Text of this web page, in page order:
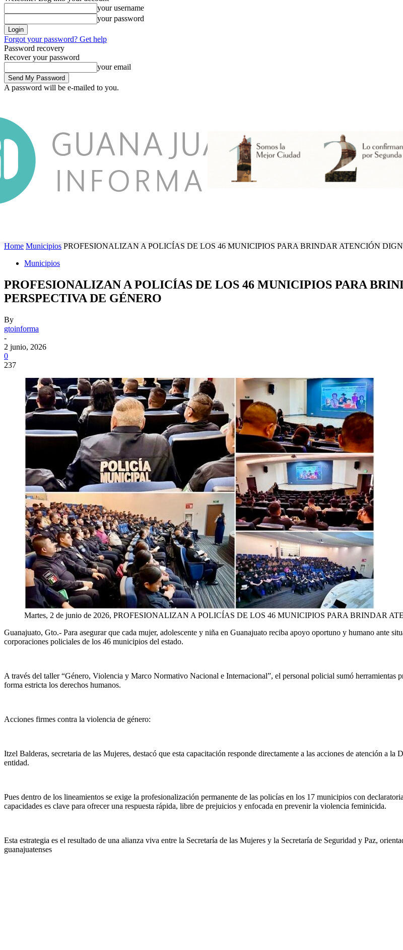
your username
your password
Forgot your password? Get help
Password recovery
Recover your password
your email
A password will be e-mailed to you.
Home Municipios PROFESIONALIZAN A POLICÍAS DE LOS 46 MUNICIPIOS PARA BRINDAR ATENCIÓN
Municipios
PROFESIONALIZAN A POLICÍAS DE LOS 46 MUNICIPIOS PARA
PERSPECTIVA DE GÉNERO
By
gtoinforma
-
2 junio, 2026
0
237
Martes, 2 de junio de 2026, PROFESIONALIZAN A POLICÍAS DE LOS 46 MUNICIPIOS PARA BRINDAR
Guanajuato, Gto.- Para asegurar que cada mujer, adolescente y niña en Guanajuato reciba apoyo oportuno y humano ante
corporaciones policiales de los 46 municipios del estado.
A través del taller “Género, Violencia y Marco Normativo Nacional e Internacional”, el personal policial sumó herramientas
forma estricta los derechos humanos.
Acciones firmes contra la violencia de género:
Itzel Balderas, secretaria de las Mujeres, destacó que esta capacitación responde directamente a las acciones de atención a la
entidad.
Pues dentro de los lineamientos se exige la profesionalización permanente de las policías en los 17 municipios con
capacidades es clave para ofrecer una respuesta rápida, libre de prejuicios y enfocada en prevenir la violencia feminicida.
Esta estrategia es el resultado de una alianza viva entre la Secretaría de las Mujeres y la Secretaría de Seguridad y Paz,
guanajuatenses